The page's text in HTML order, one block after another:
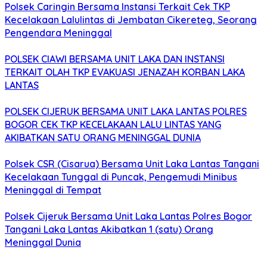
Polsek Caringin Bersama Instansi Terkait Cek TKP
Kecelakaan Lalulintas di Jembatan Cikereteg, Seorang
Pengendara Meninggal
POLSEK CIAWI BERSAMA UNIT LAKA DAN INSTANSI
TERKAIT OLAH TKP EVAKUASI JENAZAH KORBAN LAKA
LANTAS
POLSEK CIJERUK BERSAMA UNIT LAKA LANTAS POLRES
BOGOR CEK TKP KECELAKAAN LALU LINTAS YANG
AKIBATKAN SATU ORANG MENINGGAL DUNIA
Polsek CSR (Cisarua) Bersama Unit Laka Lantas Tangani
Kecelakaan Tunggal di Puncak, Pengemudi Minibus
Meninggal di Tempat
Polsek Cijeruk Bersama Unit Laka Lantas Polres Bogor
Tangani Laka Lantas Akibatkan 1 (satu) Orang
Meninggal Dunia